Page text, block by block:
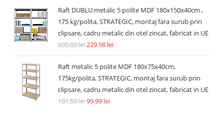
Raft DUBLU metalic 5 polite MDF 180x150x40cm ,
175 kg/polita, STRATEGIC, montaj fara surub prin
clipsare, cadru metalic din otel zincat, fabricat in UE
605.00lei229.98 lei
Raft metalic 5 polite MDF 180x75x40cm,
175kg/polita, STRATEGIC, montaj fara surub prin
clipsare, cadru metalic din otel zincat, fabricat in UE
181.50lei99.99 lei